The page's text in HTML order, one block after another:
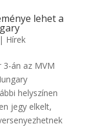
lehet a
| Hírek
3-án az MVM
helyszínen
jegy elkelt,